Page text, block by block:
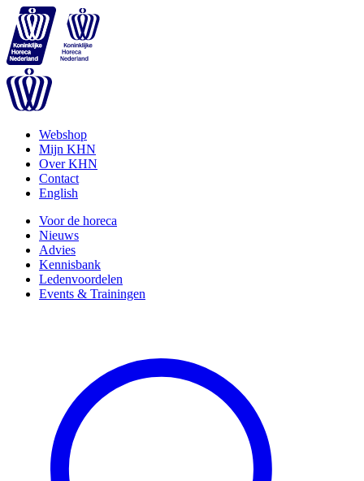
Webshop
Mijn KHN
Over KHN
Contact
English
Voor de horeca
Nieuws
Advies
Kennisbank
Ledenvoordelen
Events & Trainingen